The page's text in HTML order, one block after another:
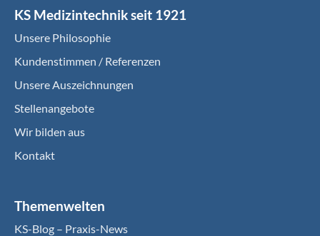
KS Medizintechnik seit 1921
Unsere Philosophie
Kundenstimmen / Referenzen
Unsere Auszeichnungen
Stellenangebote
Wir bilden aus
Kontakt
Themenwelten
KS-Blog – Praxis-News